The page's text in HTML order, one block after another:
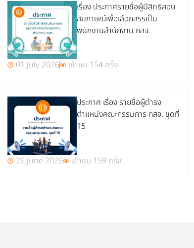
เรื่อง ประกาศรายชื่อผู้มีสิทธิสอบ
สัมภาษณ์เพื่อเลือกสรรเป็น
พนักงานสำนักงาน กสจ.
01 July 2026 เข้าชม 154 ครั้ง
ประกาศ เรื่อง รายชื่อผู้ดำรง
ตำแหน่งคณะกรรมการ กสจ. ชุดที่
15
26 June 2026 เข้าชม 159 ครั้ง